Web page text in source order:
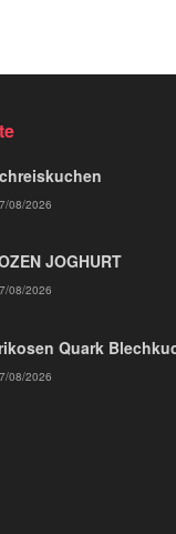
08/2026
JOGHURT
08/2026
Quark
08/2026